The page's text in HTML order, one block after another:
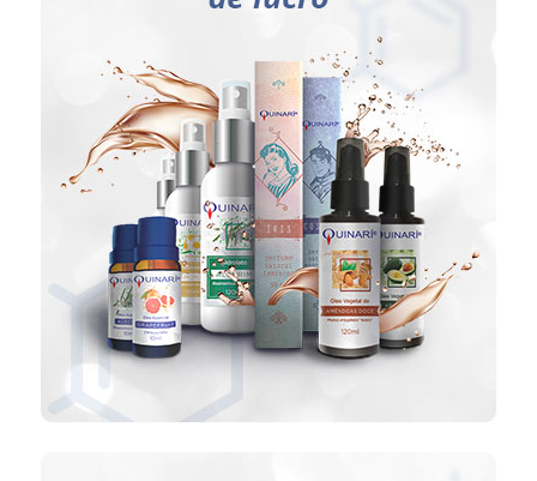
que desejam complementar
Lojas de aromaterapia;
Lojas de produtos naturais;
Lojas veganas;
Farmácias de manipulação.
CLIQUE AQUI